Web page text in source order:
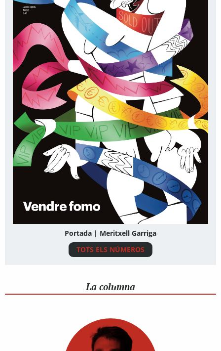
Portada | Meritxell Garriga
TOTS ELS NÚMEROS
La columna